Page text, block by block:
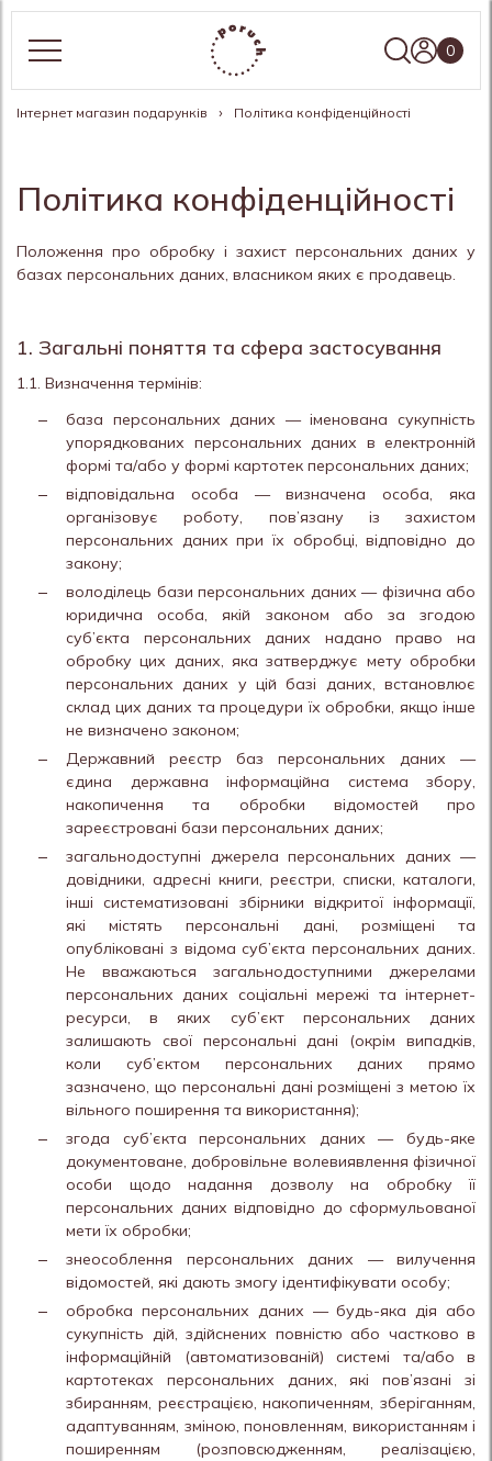
0
Інтернет магазин подарунків Політика конфіденційності
Політика конфіденційності
Положення про обробку і захист персональних даних у
базах персональних даних, власником яких є продавець.
1. Загальні поняття та сфера застосування
1.1. Визначення термінів:
база персональних даних — іменована сукупність
упорядкованих персональних даних в електронній
формі та/або у формі картотек персональних даних;
відповідальна особа — визначена особа, яка
організовує роботу, пов’язану із захистом
персональних даних при їх обробці, відповідно до
закону;
володілець бази персональних даних — фізична або
юридична особа, якій законом або за згодою
суб’єкта персональних даних надано право на
обробку цих даних, яка затверджує мету обробки
персональних даних у цій базі даних, встановлює
склад цих даних та процедури їх обробки, якщо інше
не визначено законом;
Державний реєстр баз персональних даних —
єдина державна інформаційна система збору,
накопичення та обробки відомостей про
зареєстровані бази персональних даних;
загальнодоступні джерела персональних даних —
довідники, адресні книги, реєстри, списки, каталоги,
інші систематизовані збірники відкритої інформації,
які містять персональні дані, розміщені та
опубліковані з відома суб’єкта персональних даних.
Не вважаються загальнодоступними джерелами
персональних даних соціальні мережі та інтернет-
ресурси, в яких суб’єкт персональних даних
залишають свої персональні дані (окрім випадків,
коли суб’єктом персональних даних прямо
зазначено, що персональні дані розміщені з метою їх
вільного поширення та використання);
згода суб’єкта персональних даних — будь-яке
документоване, добровільне волевиявлення фізичної
особи щодо надання дозволу на обробку її
персональних даних відповідно до сформульованої
мети їх обробки;
знеособлення персональних даних — вилучення
відомостей, які дають змогу ідентифікувати особу;
обробка персональних даних — будь-яка дія або
сукупність дій, здійснених повністю або частково в
інформаційній (автоматизованій) системі та/або в
картотеках персональних даних, які пов’язані зі
збиранням, реєстрацією, накопиченням, зберіганням,
адаптуванням, зміною, поновленням, використанням і
поширенням (розповсюдженням, реалізацією,